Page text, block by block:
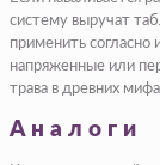
систему выручат
применить согласно
напряженные или
трава в древних
Аналоги